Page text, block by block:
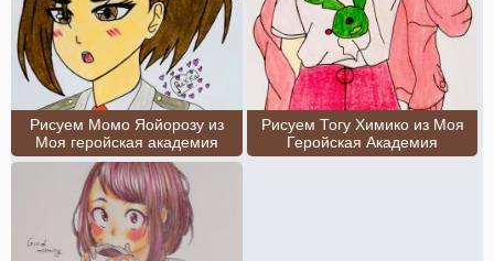
Рисуем Момо Яойорозу из
Моя геройская академия
Рисуем Тогу Химико из Моя
Геройская Академия